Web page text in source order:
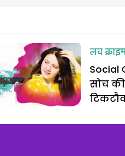
लव
Social
सोच